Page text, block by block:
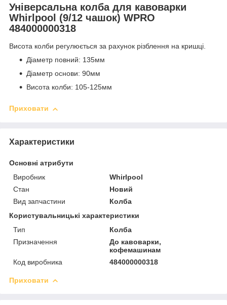
Універсальна колба для кавоварки
Whirlpool (9/12 чашок) WPRO
484000000318
Висота колби регулюється за рахунок різблення на кришці.
Діаметр повний: 135мм
Діаметр основи: 90мм
Висота колби: 105-125мм
Приховати
Характеристики
Основні атрибути
Виробник
Whirlpool
Стан
Новий
Вид запчастини
Колба
Користувальницькі характеристики
Тип
Колба
Призначення
До кавоварки,
кофемашинам
Код виробника
484000000318
Приховати